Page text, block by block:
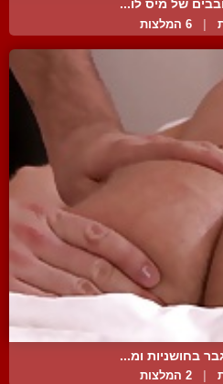
של מיס לו...
| 6 המלצות
בחושניות ומ...
2 המלצות